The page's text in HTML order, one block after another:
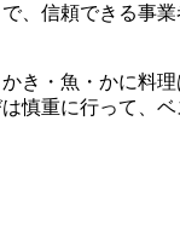
、信頼できる事業
き・魚・かに料
慎重に行って、